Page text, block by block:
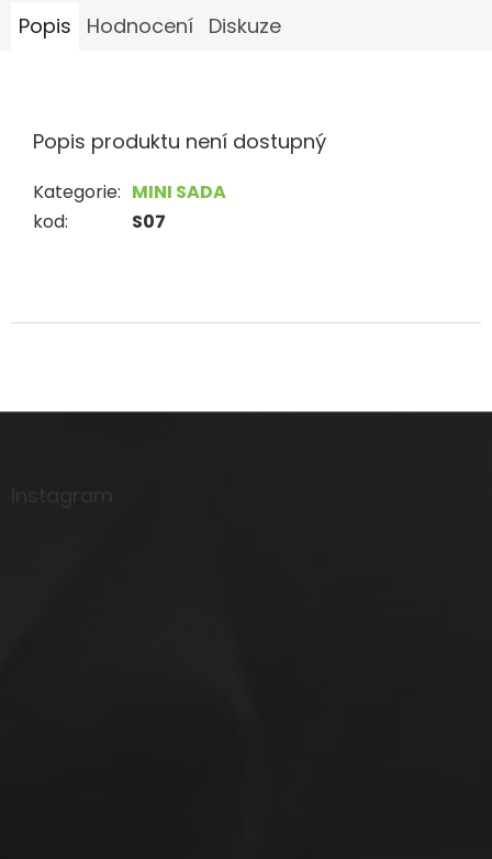
Popis Hodnocení Diskuze
Popis produktu není dostupný
Kategorie: MINI SADA
kod: S07
Z